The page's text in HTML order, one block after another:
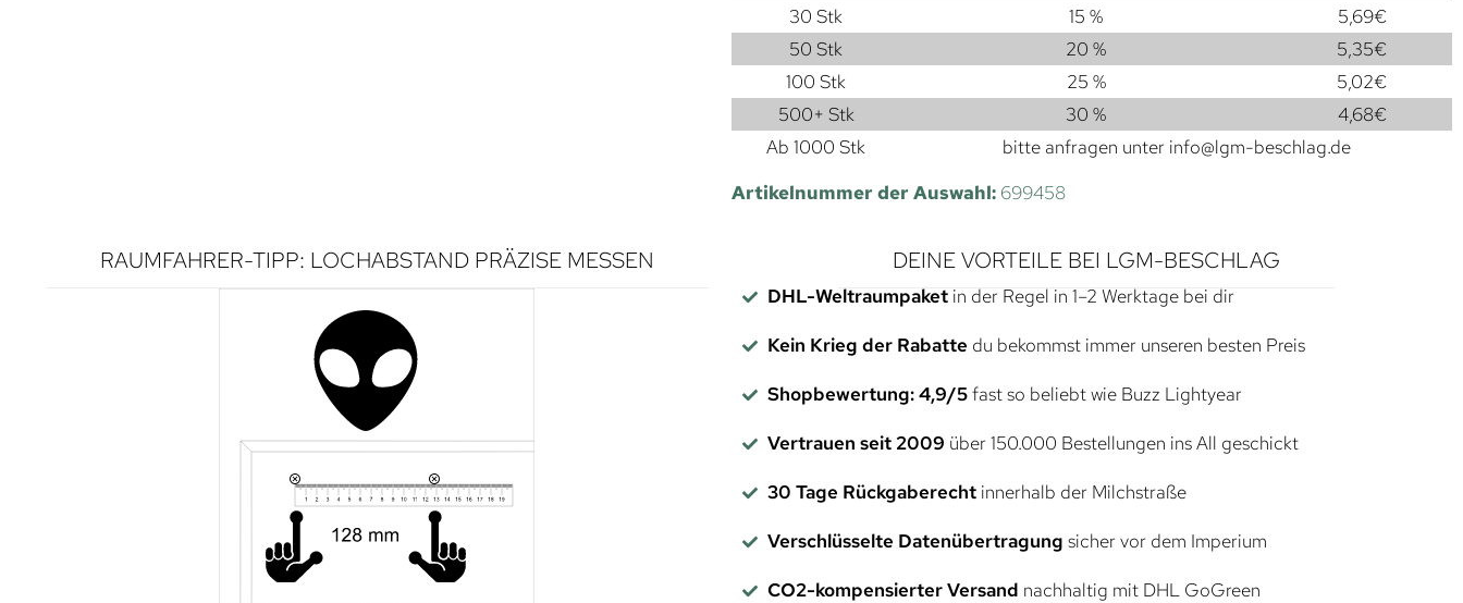
30 Stk
15 % 5,69€
50 Stk
20 % 5,35€
100 Stk
25 % 5,02€
500+ Stk
30 % 4,68€
Ab 1000 Stk
bitte anfragen unter info@lgm-beschlag.de
Artikelnummer der Auswahl: 699458
RAUMFAHRER-TIPP: LOCHABSTAND PRÄZISE MESSEN DEINE VORTEILE BEI LGM-BESCHLAG
DHL-Weltraumpaketin der Regel in 1–2 Werktage bei dir
Kein Krieg der Rabatte du bekommst immer unseren besten Preis
Shopbewertung: 4,9/5fast so beliebt wie Buzz Lightyear
Vertrauen seit 2009 über 150.000 Bestellungen ins All geschickt
30 Tage Rückgaberechtinnerhalb der Milchstraße
Verschlüsselte Datenübertragung sicher vor dem Imperium
CO2-kompensierter Versand nachhaltig mit DHL GoGreen